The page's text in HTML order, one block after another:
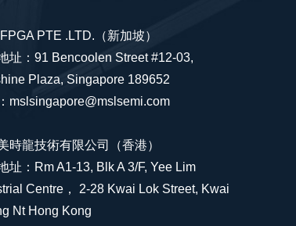
PTE .LTD.（新加坡）
址：91 Bencoolen Street #12-03,
Plaza, Singapore 189652
mslsingapore@mslsemi.com
時龍技術有限公司（香港）
址：Rm A1-13, Blk A 3/F, Yee Lim
Centre， 2-28 Kwai Lok Street, Kwai
Nt Hong Kong